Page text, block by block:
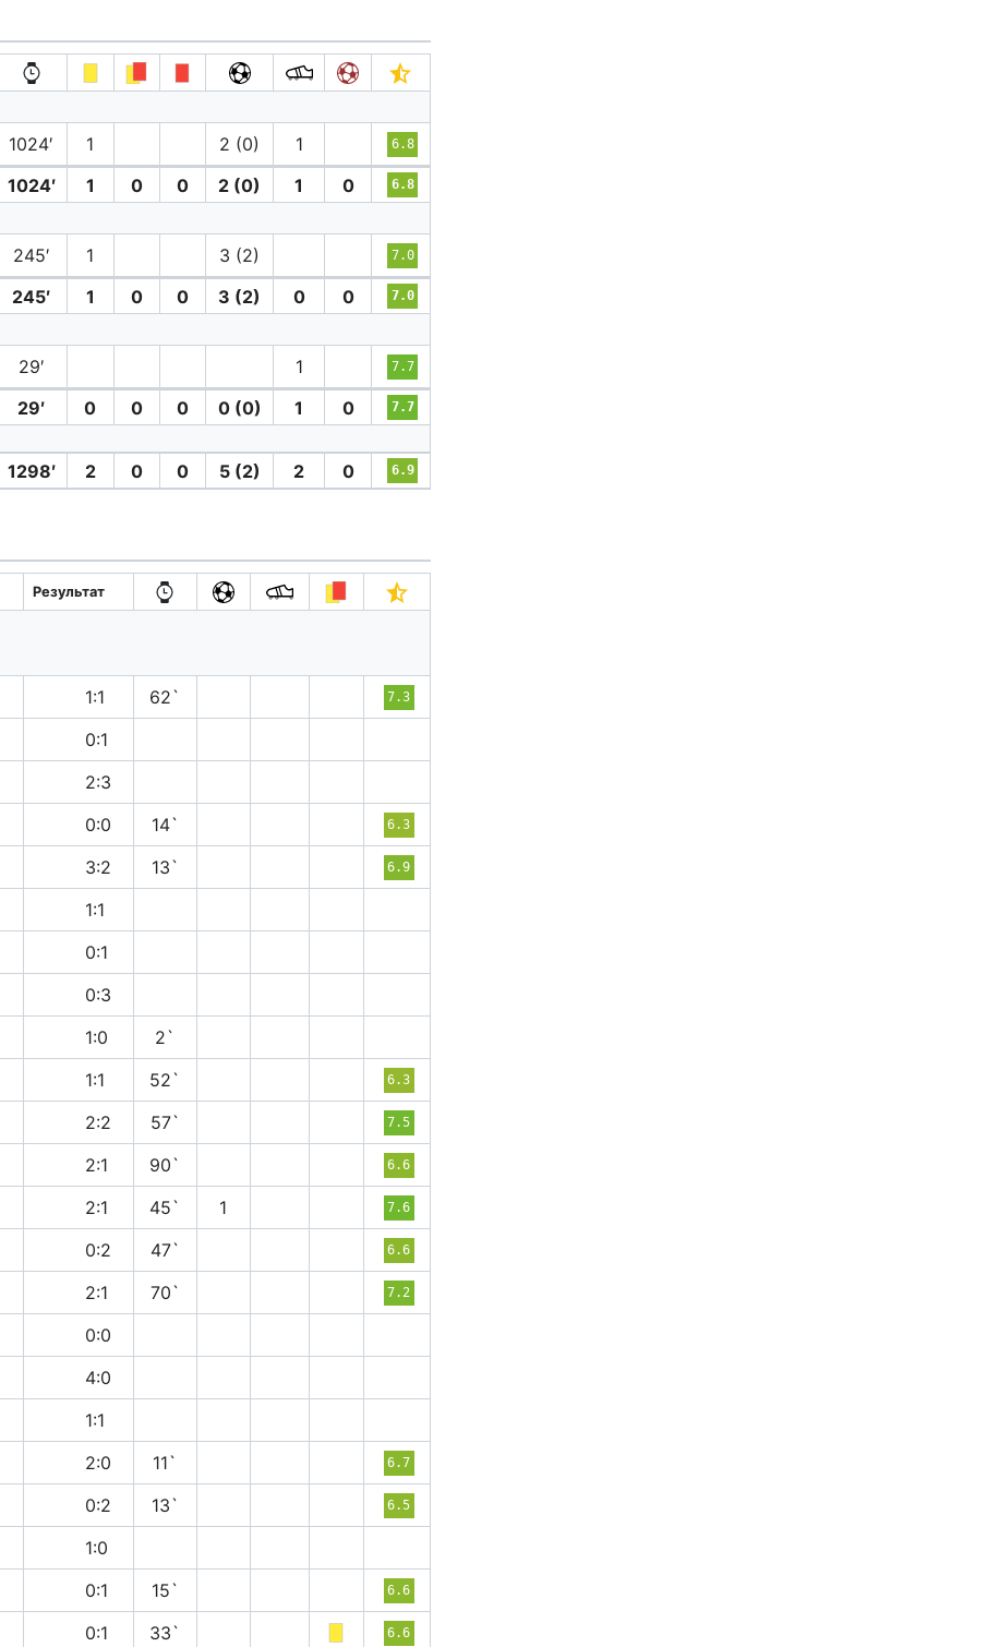
1024′ 1 2 (0) 1 6.8
1024′ 1 0 0 2 (0) 1 0 6.8
245′ 1 3 (2) 7.0
245′ 1 0 0 3 (2) 0 0 7.0
29′ 1 7.7
29′ 0 0 0 0 (0) 1 0 7.7
1298′ 2 0 0 5 (2) 2 0 6.9
Результат
1:1 62` 7.3
0:1
2:3
0:0 14` 6.3
3:2 13` 6.9
1:1
0:1
0:3
1:0
2`
1:1 52` 6.3
2:2 57` 7.5
2:1 90` 6.6
2:1 45` 1 7.6
0:2 47` 6.6
2:1 70` 7.2
0:0
4:0
1:1
2:0 11` 6.7
0:2 13` 6.5
1:0
0:1 15` 6.6
0:1 33` 6.6